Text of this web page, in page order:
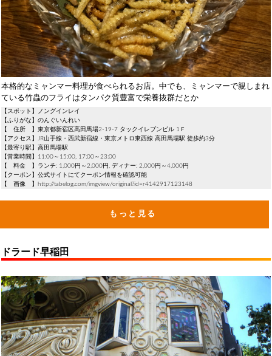
本格的なミャンマー料理が食べられるお店。中でも、ミャンマーで親しまれ
ている竹蟲のフライはタンパク質豊富で栄養抜群だとか
【スポット】ノングインレイ
【ふりがな】のんぐいんれい
【 住所 】東京都新宿区高田馬場2-19-7 タックイレブンビル 1Ｆ
【アクセス】JR山手線・西武新宿線・東京メトロ東西線 高田馬場駅 徒歩約3分
【最寄り駅】高田馬場駅
【営業時間】11:00～15:00, 17:00～23:00
【 料金 】ランチ: 1,000円～2,000円, ディナー: 2,000円～4,000円
【クーポン】公式サイトにてクーポン情報を確認可能
【 画像 】http://tabelog.com/imgview/original?id=r4142917123148
もっと見る
ドラード早稲田